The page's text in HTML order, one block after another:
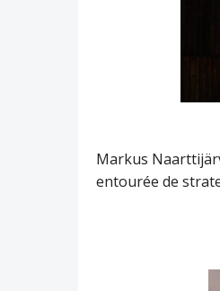
Markus
entourée de